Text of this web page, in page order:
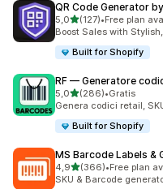
QR Code Generator
5,0stelle su 5
(127)
127 recensioni totali
•Free plan
Boost Sales with
Built for Shopify
RF — Generatore
5,0stelle su 5
(286)
286 recensioni totali
•Gratis
Genera codici retail,
Built for Shopify
MS Barcode Labels &
4,9stelle su 5
(366)
366 recensioni totali
•Free plan
SKU & Barcode